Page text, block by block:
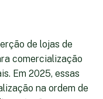
de lojas de
comercialização
Em 2025, essas
na ordem de